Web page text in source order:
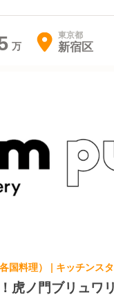
東京都
新宿区
国料理） | キッチンス
虎ノ門ブリュワ